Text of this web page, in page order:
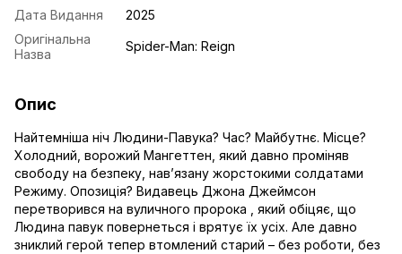
Дата Видання
2025
Оригінальна
Назва
Spider-Man: Reign
Опис
Найтемніша ніч Людини-Павука? Час? Майбутнє. Місце?
Холодний, ворожий Мангеттен, який давно проміняв
свободу на безпеку, нав’язану жорстокими солдатами
Режиму. Опозиція? Видавець Джона Джеймсон
перетворився на вуличного пророка , який обіцяє, що
Людина павук повернеться і врятує їх усіх. Але давно
зниклий герой тепер втомлений старий – без роботи, без